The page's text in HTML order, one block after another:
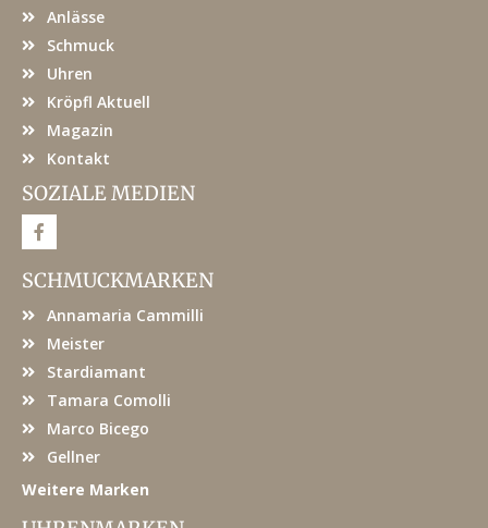
Anlässe
Schmuck
Uhren
Kröpfl Aktuell
Magazin
Kontakt
SOZIALE MEDIEN
F
a
e
b
o
SCHMUCKMARKEN
Annamaria Cammilli
Meister
Stardiamant
Tamara Comolli
Marco Bicego
Gellner
Weitere Marken